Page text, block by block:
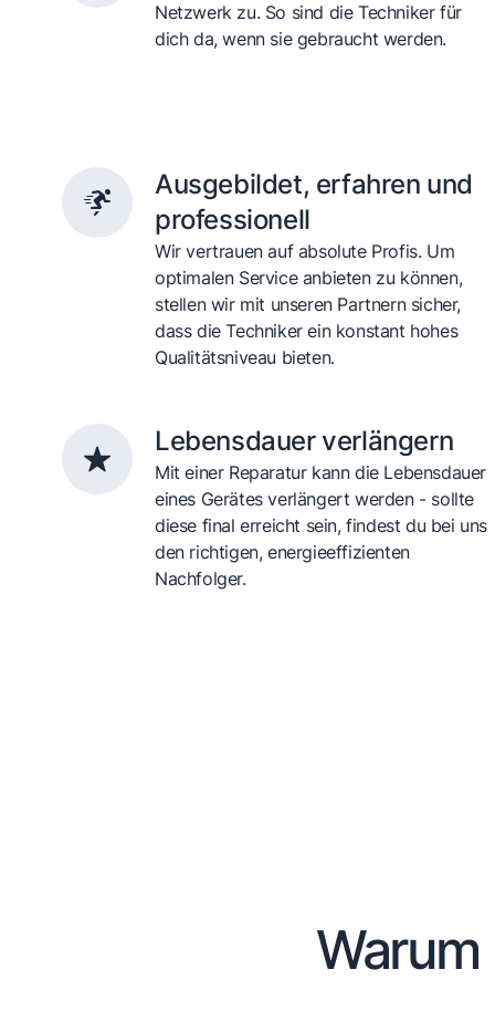
Netzwerk zu. So sind die Techniker für
dich da, wenn sie gebraucht werden.
Ausgebildet, erfahren und
professionell
Wir vertrauen auf absolute Profis. Um
optimalen Service anbieten zu können,
stellen wir mit unseren Partnern sicher,
dass die Techniker ein konstant hohes
Qualitätsniveau bieten.
Lebensdauer verlängern
Mit einer Reparatur kann die Lebensdauer
eines Gerätes verlängert werden - sollte
diese final erreicht sein, findest du bei uns
den richtigen, energieeffizienten
Nachfolger.